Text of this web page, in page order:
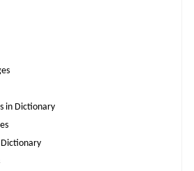
in Dictionary